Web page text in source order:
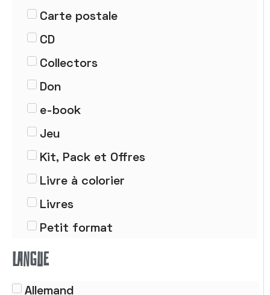
Carte postale
CD
Collectors
Don
e-book
Jeu
Kit, Pack et Offres
Livre à colorier
Livres
Petit format
Poster
LANGUE
Allemand